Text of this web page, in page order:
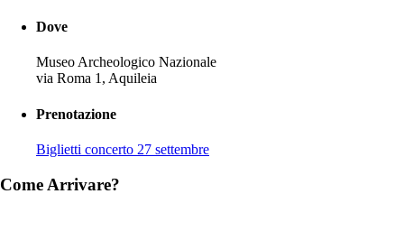
Dove
Museo Archeologico Nazionale
via Roma 1, Aquileia
Prenotazione
Biglietti concerto 27 settembre
Come Arrivare?